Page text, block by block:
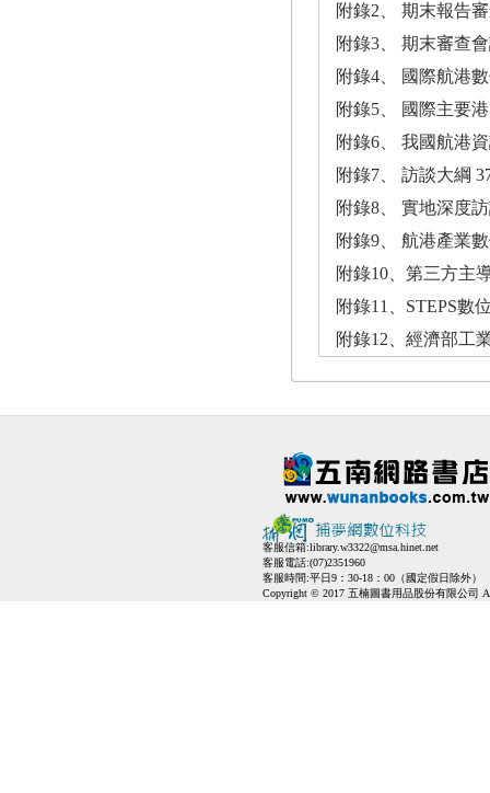
附錄2、 期末報告
附錄3、 期末審查
附錄4、 國際航港
附錄5、 國際主要
附錄6、 我國航港
附錄7、 訪談大綱
附錄8、 實地深度
附錄9、 航港產業
附錄10、第三方主
附錄11、STEPS數
附錄12、經濟部工
客服信箱:library.w3322@msa.hinet.net
客服電話:(07)2351960
客服時間:平日9：30-18：00（國定假日除外）
Copyright © 2017 五楠圖書用品股份有限公司